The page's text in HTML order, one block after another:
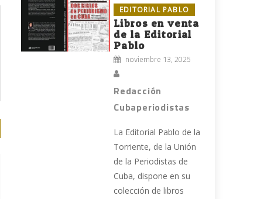
EDITORIAL PABLO
Libros en venta
de la Editorial
Pablo
noviembre 13, 2025
Redacción
Cubaperiodistas
La Editorial Pablo de la
Torriente, de la Unión
de la Periodistas de
Cuba, dispone en su
colección de libros